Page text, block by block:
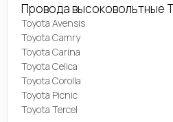
Провода высоковольтные
Toyota Avensis
Toyota Camry
Toyota Carina
Toyota Celica
Toyota Corolla
Toyota Picnic
Toyota Tercel